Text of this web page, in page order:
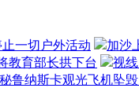
一切户外活动 加沙
教育部长拱下台
视
秘鲁纳斯卡观光飞机坠